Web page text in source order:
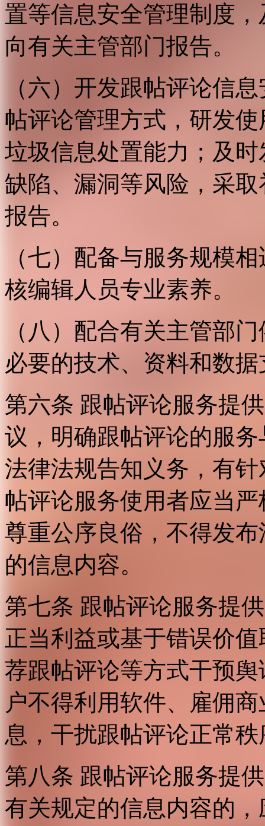
置等信息安全管理制度
向有关主管部门报告。
（六）开发跟帖评论信
帖评论管理方式，研发
垃圾信息处置能力；及
缺陷、漏洞等风险，采
报告。
（七）配备与服务规模
核编辑人员专业素养。
（八）配合有关主管部
必要的技术、资料和数
第六条 跟帖评论服务提
议，明确跟帖评论的服
法律法规告知义务，有
帖评论服务使用者应当
尊重公序良俗，不得发
的信息内容。
第七条 跟帖评论服务提
正当利益或基于错误价
荐跟帖评论等方式干预
户不得利用软件、雇佣
息，干扰跟帖评论正常
第八条 跟帖评论服务提
有关规定的信息内容的